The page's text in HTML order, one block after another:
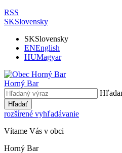
RSS
SKSlovensky
SKSlovensky
ENEnglish
HUMagyar
Horný Bar
Hľadať
rozšírené vyhľadávanie
Vítame Vás v obci
Horný Bar